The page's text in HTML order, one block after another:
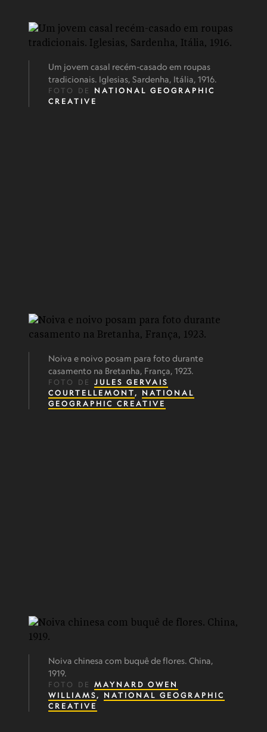
Um jovem casal recém-casado em roupas
tradicionais. Iglesias, Sardenha, Itália, 1916.
FOTO DE NATIONAL GEOGRAPHIC
CREATIVE
Noiva e noivo posam para foto durante
casamento na Bretanha, França, 1923.
FOTO DE JULES GERVAIS
COURTELLEMONT, NATIONAL
GEOGRAPHIC CREATIVE
Noiva chinesa com buquê de flores. China,
1919.
FOTO DE MAYNARD OWEN
WILLIAMS, NATIONAL GEOGRAPHIC
CREATIVE